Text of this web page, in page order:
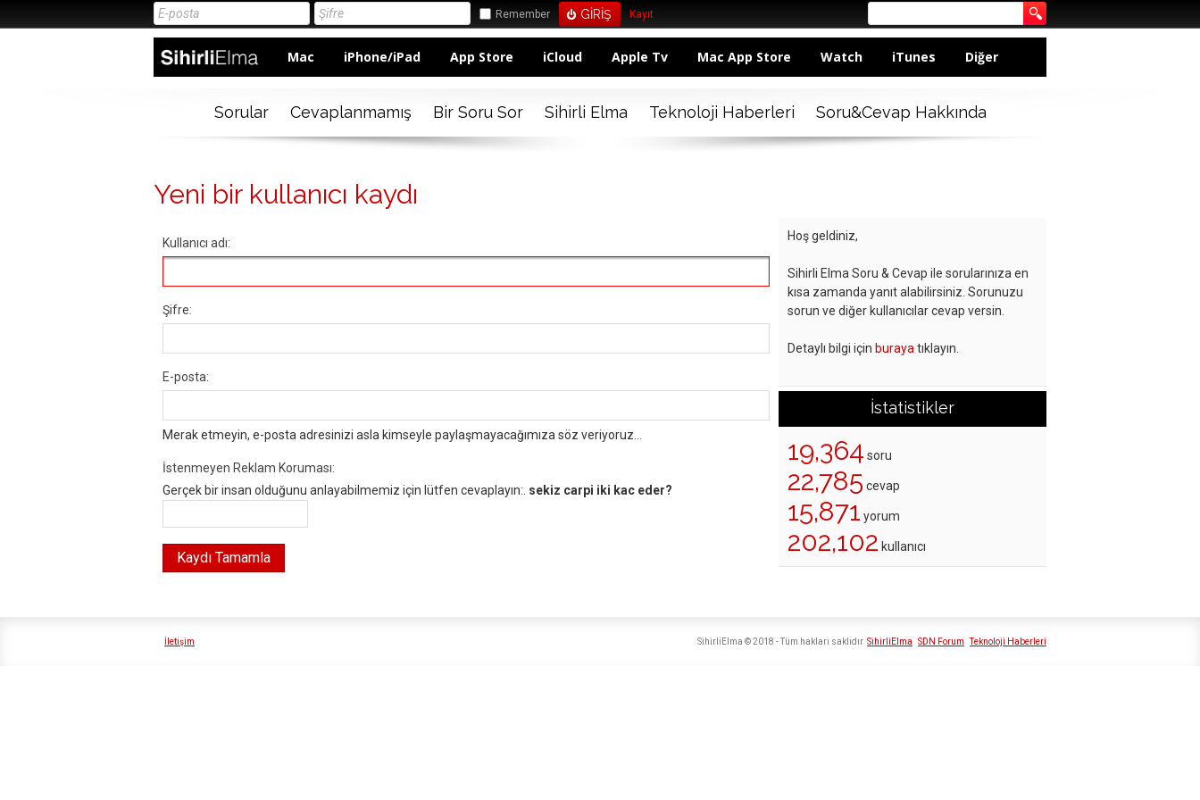
Remember Kayıt
Mac iPhone/iPad App Store iCloud Apple Tv Mac App Store Watch iTunes Diğer
Sorular Cevaplanmamış Bir Soru Sor Sihirli Elma Teknoloji Haberleri Soru&Cevap Hakkında
Yeni bir kullanıcı kaydı
Kullanıcı adı:
Şifre:
E-posta:
Merak etmeyin, e-posta adresinizi asla kimseyle paylaşmayacağımıza söz veriyoruz...
İstenmeyen Reklam Koruması:
Gerçek bir insan olduğunu anlayabilmemiz için lütfen cevaplayın:. sekiz carpi iki kac eder?
Hoş geldiniz,
Sihirli Elma Soru & Cevap ile sorularınıza en
kısa zamanda yanıt alabilirsiniz. Sorunuzu
sorun ve diğer kullanıcılar cevap versin.
Detaylı bilgi için buraya tıklayın.
İstatistikler
19,364 soru
22,785 cevap
15,871 yorum
202,102 kullanıcı
İletişim SihirliElma SDN Forum Teknoloji Haberleri
SihirliElma © 2018 - Tüm hakları saklıdır